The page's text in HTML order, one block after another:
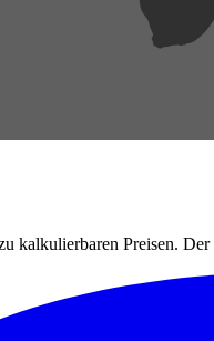
Preisen.